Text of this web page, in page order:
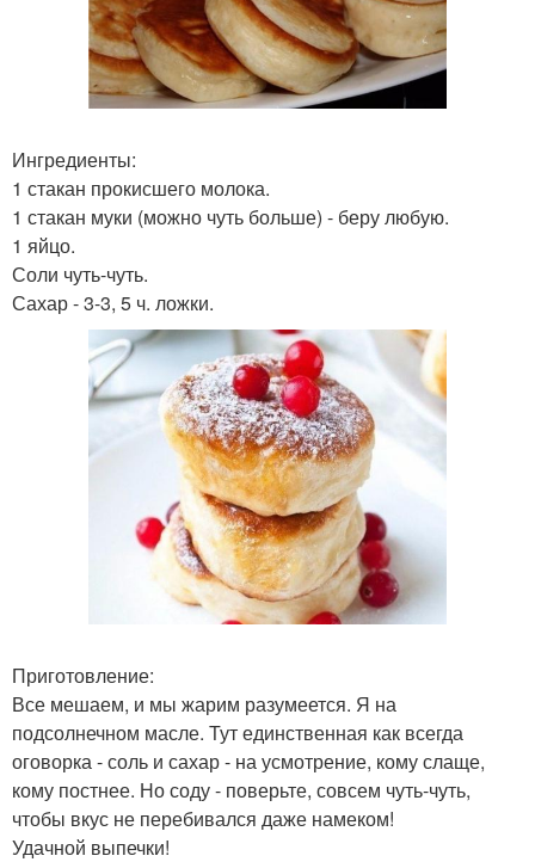
Ингредиенты:
1 стакан прокисшего молока.
1 стакан муки (можно чуть больше) - беру любую.
1 яйцо.
Соли чуть-чуть.
Сахар - 3-3, 5 ч. ложки.
Приготовление:
Все мешаем, и мы жарим разумеется. Я на
подсолнечном масле. Тут единственная как всегда
оговорка - соль и сахар - на усмотрение, кому слаще,
кому постнее. Но соду - поверьте, совсем чуть-чуть,
чтобы вкус не перебивался даже намеком!
Удачной выпечки!